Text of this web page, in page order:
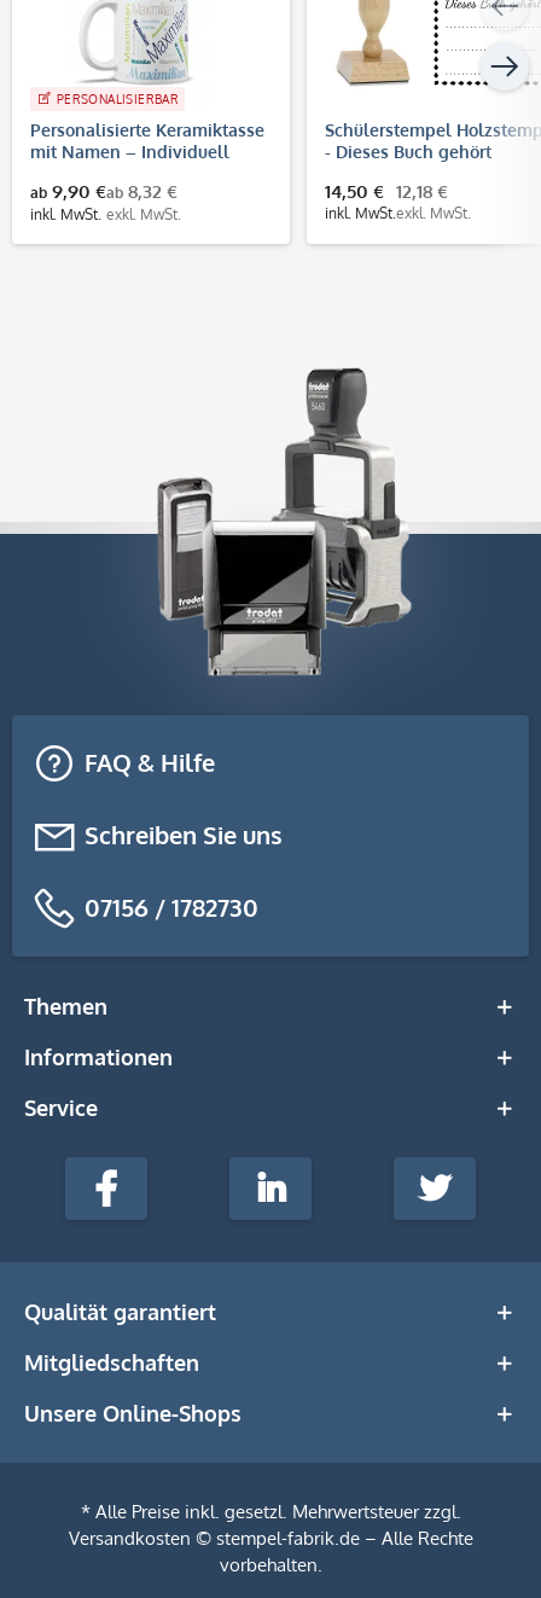
PERSONALISIERBAR
Personalisierte Keramiktasse
mit Namen – Individuell
Geschenkidee
ab 9,90 €
inkl. MwSt.
ab 8,32 €
exkl. MwSt.
Schülerstempel
- Dieses Buch gehört
14,50 €
inkl. MwSt.
12,18 €
exkl. MwSt.
FAQ & Hilfe
Schreiben Sie uns
07156 / 1782730
Themen
Informationen
Service
stempel-
Media
Facebook LinkedIn Twitter
Qualität garantiert
Mitgliedschaften
Unsere Online-Shops
* Alle Preise inkl. gesetzl. Mehrwertsteuer zzgl.
Versandkosten © stempel-fabrik.de – Alle Rechte
vorbehalten.